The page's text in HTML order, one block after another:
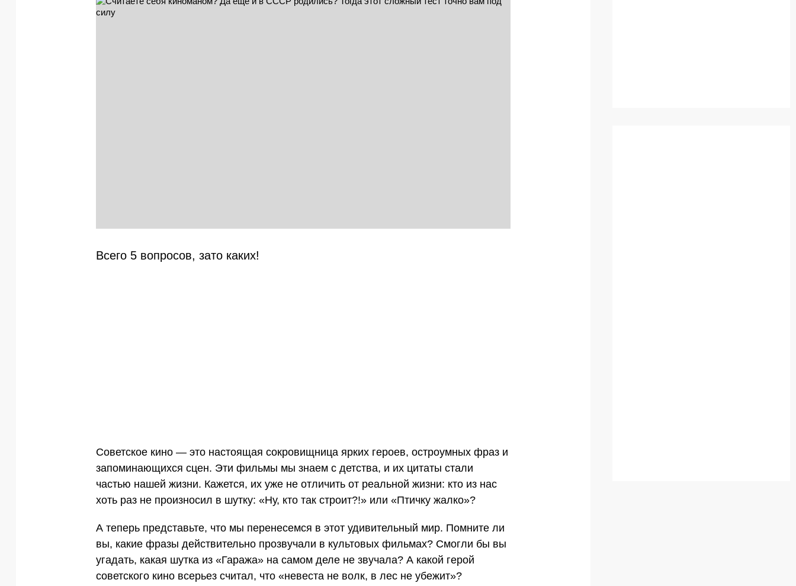
Всего 5 вопросов, зато каких!
Советское кино — это настоящая сокровищница ярких героев, остроумных фраз и
запоминающихся сцен. Эти фильмы мы знаем с детства, и их цитаты стали
частью нашей жизни. Кажется, их уже не отличить от реальной жизни: кто из нас
хоть раз не произносил в шутку: «Ну, кто так строит?!» или «Птичку жалко»?
А теперь представьте, что мы перенесемся в этот удивительный мир. Помните ли
вы, какие фразы действительно прозвучали в культовых фильмах? Смогли бы вы
угадать, какая шутка из «Гаража» на самом деле не звучала? А какой герой
советского кино всерьез считал, что «невеста не волк, в лес не убежит»?